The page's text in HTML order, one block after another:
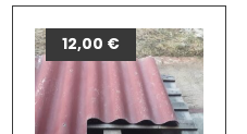
12,00 €